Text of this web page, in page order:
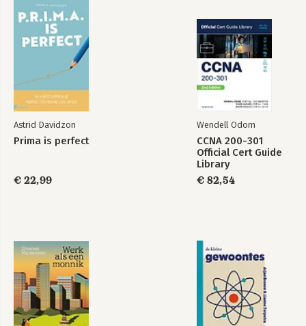
Bekijk alle boeken
UIT
3.1 Jong geleerd, oud gedaan
3.2 Onze hersenen leggen verbanden die er niet zijn
3.3 We hebben belemmerende overtuigingen
3.4 Kunnen we onszelf bewust aan zetten?
4. Van UIT naar AAN: hoe word jij effectiever?
4.1 De aan/uit-knop zorgt voor verbinding
4.2 Je hebt alles al in je om aan te zijn
4.3 Stappen die je kunt nemen om je de aan-stand te
herinneren
4.4 Weg met die belemmerende overtuigingen!
5. AAN en UIT in organisaties
Tot slot
Literatuur
Over de auteurs
Astrid Davidzon
Prima is perfect
€ 22,99
Wendell Odom
CCNA 200-301
Official Cert Guide
Library
€ 82,54